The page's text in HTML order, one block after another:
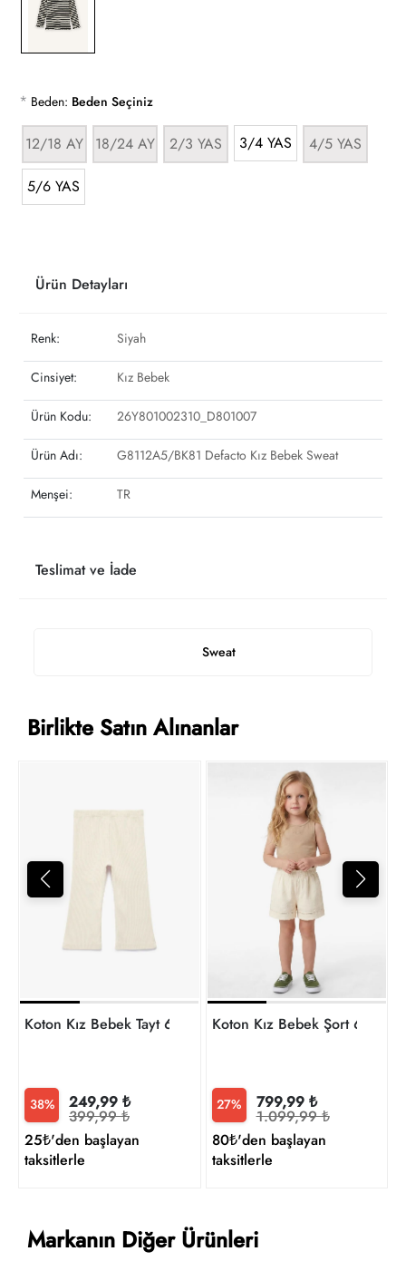
* Beden: Beden Seçiniz
12/18 AY 18/24 AY 2/3 YAS 3/4 YAS 4/5 YAS
5/6 YAS
Sweat
Ürün Detayları
Renk: Siyah
Cinsiyet: Kız Bebek
Ürün Kodu: 26Y801002310_D801007
Ürün Adı: G8112A5/BK81 Defacto Kız Bebek Sweat
Menşei: TR
Teslimat ve İade
Birlikte Satın Alınanlar
Koton Kız Bebek Tayt 6SMG40042AK
38% 249,99 ₺
399,99 ₺
25₺'den başlayan
taksitlerle
Koton Kız Bebek Şort
27% 799,99 ₺
1.099,99 ₺
80₺'den başlayan
taksitlerle
Markanın Diğer Ürünleri